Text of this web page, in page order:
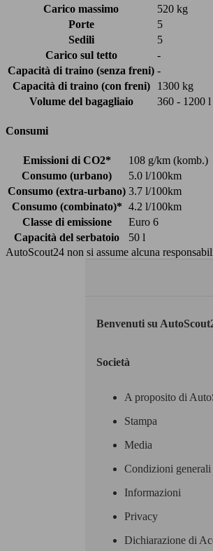
Carico massimo
520 kg
Porte
5
Sedili
5
Carico sul tetto
-
Capacità di traino (senza freni) -
Capacità di traino (con freni)
1300 kg
Volume del bagagliaio
360 - 1200 l
Consumi
Emissioni di CO2*
108 g/km (komb.)
Consumo (urbano)
5.0 l/100km
Consumo (extra-urbano) 3.7 l/100km
Consumo (combinato)* 4.2 l/100km
Classe di emissione
Euro 6
Capacità del serbatoio
50 l
AutoScout24 non si assume alcuna
Benvenuti su
Società
A proposito di
Stampa
Media
Condizioni generali
Informazioni
Privacy
Dichiarazione di